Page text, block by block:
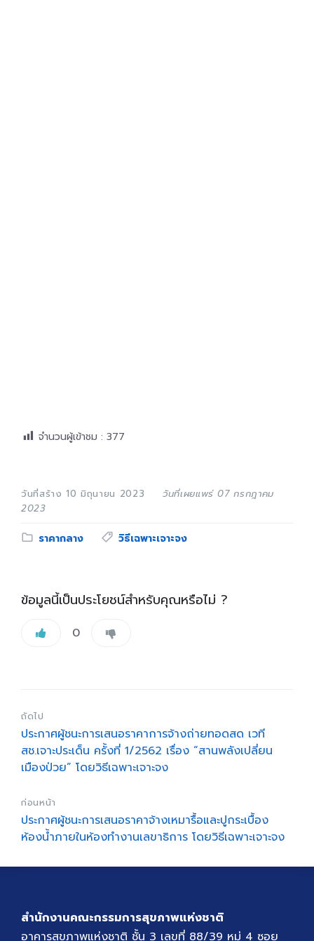
จำนวนผู้เข้าชม : 377
วันที่สร้าง 10 มิถุนายน 2023
วันที่เผยแพร่ 07 กรกฎาคม
2023
Category:
ราคากลาง Tags:
วิธีเฉพาะเจาะจง
ข้อมูลนี้เป็นประโยชน์สำหรับคุณหรือไม่ ?
0
ถัดไป
ประกาศผู้ชนะการเสนอราคาการจ้างถ่ายทอดสด เวที
สช.เจาะประเด็น ครั้งที่ 1/2562 เรื่อง “สานพลังเปลี่ยน
เมืองป่วย” โดยวิธีเฉพาะเจาะจง
ก่อนหน้า
ประกาศผู้ชนะการเสนอราคาจ้างเหมารื้อและปูกระเบื้อง
ห้องน้ำภายในห้องทำงานเลขาธิการ โดยวิธีเฉพาะเจาะจง
สำนักงานคณะกรรมการสุขภาพแห่งชาติ
อาคารสุขภาพแห่งชาติ ชั้น 3 เลขที่ 88/39 หมู่ 4 ซอย